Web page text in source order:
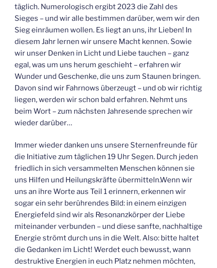
täglich. Numerologisch ergibt 2023 die Zahl des
Sieges – und wir alle bestimmen darüber, wem wir den
Sieg einräumen wollen. Es liegt an uns, ihr Lieben! In
diesem Jahr lernen wir unsere Macht kennen. Sowie
wir unser Denken in Licht und Liebe tauchen – ganz
egal, was um uns herum geschieht – erfahren wir
Wunder und Geschenke, die uns zum Staunen bringen.
Davon sind wir Fahrnows überzeugt – und ob wir richtig
liegen, werden wir schon bald erfahren. Nehmt uns
beim Wort – zum nächsten Jahresende sprechen wir
wieder darüber…
Immer wieder danken uns unsere Sternenfreunde für
die Initiative zum täglichen 19 Uhr Segen. Durch jeden
friedlich in sich versammelten Menschen können sie
uns Hilfen und Heilungskräfte übermitteln.Wenn wir
uns an ihre Worte aus Teil 1 erinnern, erkennen wir
sogar ein sehr berührendes Bild: in einem einzigen
Energiefeld sind wir als Resonanzkörper der Liebe
miteinander verbunden – und diese sanfte, nachhaltige
Energie strömt durch uns in die Welt. Also: bitte haltet
die Gedanken im Licht! Werdet euch bewusst, wann
destruktive Energien in euch Platz nehmen möchten,